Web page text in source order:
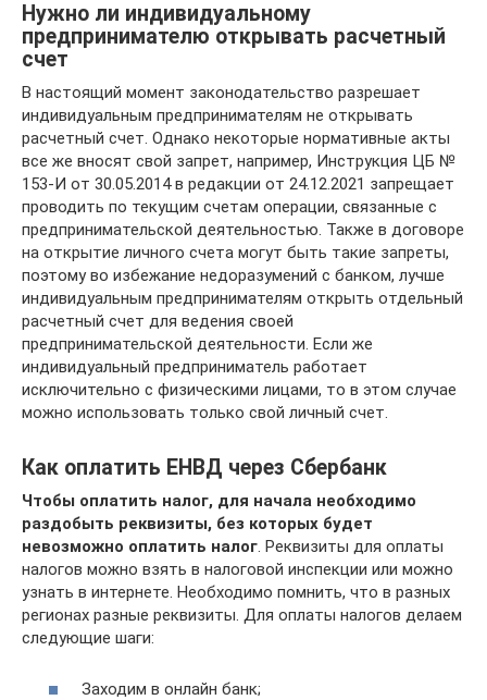
Нужно ли индивидуальному
предпринимателю открывать расчетный
счет
В настоящий момент законодательство разрешает
индивидуальным предпринимателям не открывать
расчетный счет. Однако некоторые нормативные акты
все же вносят свой запрет, например, Инструкция ЦБ №
153-И от 30.05.2014 в редакции от 24.12.2021 запрещает
проводить по текущим счетам операции, связанные с
предпринимательской деятельностью. Также в договоре
на открытие личного счета могут быть такие запреты,
поэтому во избежание недоразумений с банком, лучше
индивидуальным предпринимателям открыть отдельный
расчетный счет для ведения своей
предпринимательской деятельности. Если же
индивидуальный предприниматель работает
исключительно с физическими лицами, то в этом случае
можно использовать только свой личный счет.
Как оплатить ЕНВД через Сбербанк
Чтобы оплатить налог, для начала необходимо
раздобыть реквизиты, без которых будет
невозможно оплатить налог. Реквизиты для оплаты
налогов можно взять в налоговой инспекции или можно
узнать в интернете. Необходимо помнить, что в разных
регионах разные реквизиты. Для оплаты налогов делаем
следующие шаги:
Заходим в онлайн банк;